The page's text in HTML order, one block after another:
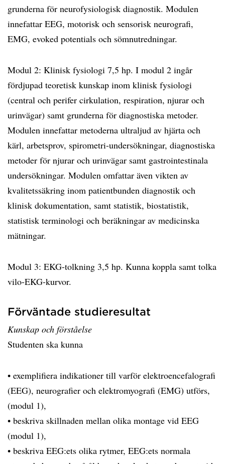
grunderna för neurofysiologisk diagnostik. Modulen
innefattar EEG, motorisk och sensorisk neurografi,
EMG, evoked potentials och sömnutredningar.
Modul 2: Klinisk fysiologi 7,5 hp. I modul 2 ingår
fördjupad teoretisk kunskap inom klinisk fysiologi
(central och perifer cirkulation, respiration, njurar och
urinvägar) samt grunderna för diagnostiska metoder.
Modulen innefattar metoderna ultraljud av hjärta och
kärl, arbetsprov, spirometri-undersökningar, diagnostiska
metoder för njurar och urinvägar samt gastrointestinala
undersökningar. Modulen omfattar även vikten av
kvalitetssäkring inom patientbunden diagnostik och
klinisk dokumentation, samt statistik, biostatistik,
statistisk terminologi och beräkningar av medicinska
mätningar.
Modul 3: EKG-tolkning 3,5 hp. Kunna koppla samt tolka
vilo-EKG-kurvor.
Förväntade studieresultat
Kunskap och förståelse
Studenten ska kunna
• exemplifiera indikationer till varför elektroencefalografi
(EEG), neurografier och elektromyografi (EMG) utförs,
(modul 1),
• beskriva skillnaden mellan olika montage vid EEG
(modul 1),
• beskriva EEG:ets olika rytmer, EEG:ets normala